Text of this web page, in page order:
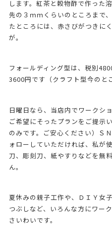
します。紅茶と穀物酢で作った
先の３ｍｍくらいのところまで
たところには、赤さびがつきに
が。
フォールディング型は、税別
3600円です（クラフト型今のと
日曜日なら、当店内でワークシ
ご希望にそったプランをご提示
のみです。ご安心ください）Ｓ
ォローしていただければ、私が
刀、彫刻刀、紙やすりなどを無
ん。
夏休みの親子工作や、ＤＩＹ女
つぶしなど、いろんな方にワー
さいわいです。